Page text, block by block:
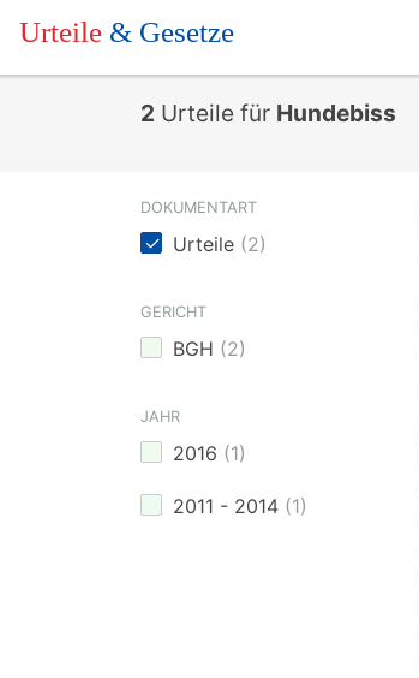
Urteile & Gesetze
2 Urteile für Hundebiss
DOKUMENTART
Urteile (2)
GERICHT
BGH (2)
JAHR
2016 (1)
2011 - 2014 (1)